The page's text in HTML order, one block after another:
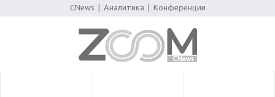
CNews Аналитика Конференции